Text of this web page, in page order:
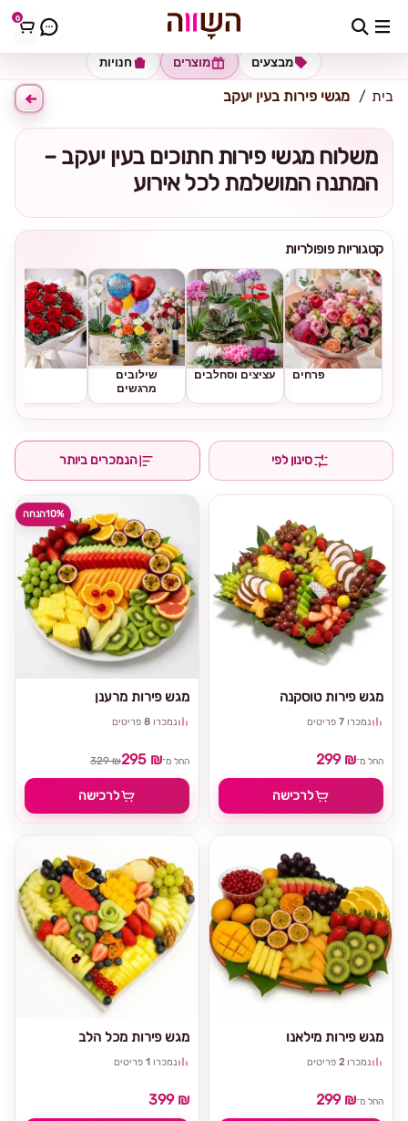
0 כתובת למשלוח הזינו כתובת
חנויות מוצרים מבצעים
בית מגשי פירות בעין יעקב
משלוח מגשי פירות חתוכים בעין יעקב –
המתנה המושלמת לכל אירוע
קטגוריות פופולריות
פרחים עציצים וסחלבים
שילובים
מרגשים
סינון לפי הנמכרים ביותר
10%הנחה
מגש פירות מרענן
נמכרו 8 פריטים
החל מ־295 ₪
329 ₪
לרכישה
מגש פירות טוסקנה
נמכרו 7 פריטים
החל מ־299 ₪
לרכישה
מגש פירות מכל הלב
נמכרו 1 פריטים
399 ₪
מגש פירות מילאנו
נמכרו 2 פריטים
החל מ־299 ₪